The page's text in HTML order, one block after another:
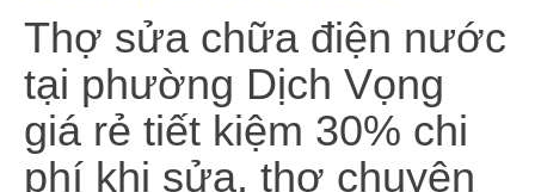
Thợ sửa chữa điện nước
tại phường Dịch Vọng
giá rẻ tiết kiệm 30% chi
phí khi sửa, thợ chuyên